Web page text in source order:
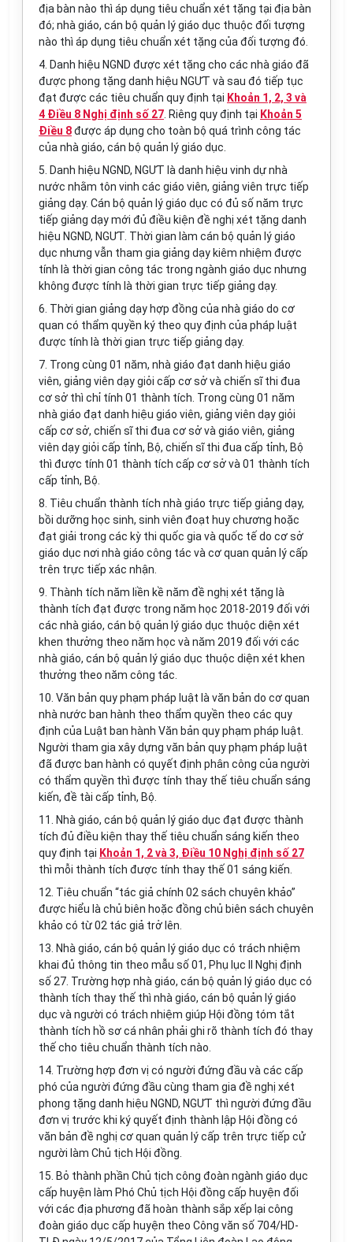
địa bàn nào thì áp dụng tiêu chuẩn xét tặng tại địa bàn
đó; nhà giáo, cán bộ quản lý giáo dục thuộc đối tượng
nào thì áp dụng tiêu chuẩn xét tặng của đối tượng đó.
4. Danh hiệu NGND được xét tặng cho các nhà giáo đã
được phong tặng danh hiệu NGƯT và sau đó tiếp tục
đạt được các tiêu chuẩn quy định tại Khoản 1, 2, 3 và
4 Điều 8 Nghị định số 27 . Riêng quy định tại Khoản 5
Điều 8được áp dụng cho toàn bộ quá trình công tác
của nhà giáo, cán bộ quản lý giáo dục.
5. Danh hiệu NGND, NGƯT là danh hiệu vinh dự nhà
nước nhằm tôn vinh các giáo viên, giảng viên trực tiếp
giảng dạy. Cán bộ quản lý giáo dục có đủ số năm trực
tiếp giảng dạy mới đủ điều kiện đề nghị xét tặng danh
hiệu NGND, NGƯT. Thời gian làm cán bộ quản lý giáo
dục nhưng vẫn tham gia giảng dạy kiêm nhiệm được
tính là thời gian công tác trong ngành giáo dục nhưng
không được tính là thời gian trực tiếp giảng dạy.
6. Thời gian giảng dạy hợp đồng của nhà giáo do cơ
quan có thẩm quyền ký theo quy định của pháp luật
được tính là thời gian trực tiếp giảng dạy.
7. Trong cùng 01 năm, nhà giáo đạt danh hiệu giáo
viên, giảng viên dạy giỏi cấp cơ sở và chiến sĩ thi đua
cơ sở thì chỉ tính 01 thành tích. Trong cùng 01 năm
nhà giáo đạt danh hiệu giáo viên, giảng viên dạy giỏi
cấp cơ sở, chiến sĩ thi đua cơ sở và giáo viên, giảng
viên dạy giỏi cấp tỉnh, Bộ, chiến sĩ thi đua cấp tỉnh, Bộ
thì được tính 01 thành tích cấp cơ sở và 01 thành tích
cấp tỉnh, Bộ.
8. Tiêu chuẩn thành tích nhà giáo trực tiếp giảng dạy,
bồi dưỡng học sinh, sinh viên đoạt huy chương hoặc
đạt giải trong các kỳ thi quốc gia và quốc tế do cơ sở
giáo dục nơi nhà giáo công tác và cơ quan quản lý cấp
trên trực tiếp xác nhận.
9. Thành tích năm liền kề năm đề nghị xét tặng là
thành tích đạt được trong năm học 2018-2019 đối với
các nhà giáo, cán bộ quản lý giáo dục thuộc diện xét
khen thưởng theo năm học và năm 2019 đối với các
nhà giáo, cán bộ quản lý giáo dục thuộc diện xét khen
thưởng theo năm công tác.
10. Văn bản quy phạm pháp luật là văn bản do cơ quan
nhà nước ban hành theo thẩm quyền theo các quy
định của Luật ban hành Văn bản quy phạm pháp luật.
Người tham gia xây dựng văn bản quy phạm pháp luật
đã được ban hành có quyết định phân công của người
có thẩm quyền thì được tính thay thế tiêu chuẩn sáng
kiến, đề tài cấp tỉnh, Bộ.
11. Nhà giáo, cán bộ quản lý giáo dục đạt được thành
tích đủ điều kiện thay thế tiêu chuẩn sáng kiến theo
quy định tại Khoản 1, 2 và 3, Điều 10 Nghị định số 27
thì mỗi thành tích được tính thay thế 01 sáng kiến.
12. Tiêu chuẩn “tác giả chính 02 sách chuyên khảo”
được hiểu là chủ biên hoặc đồng chủ biên sách chuyên
khảo có từ 02 tác giả trở lên.
13. Nhà giáo, cán bộ quản lý giáo dục có trách nhiệm
khai đủ thông tin theo mẫu số 01, Phụ lục II Nghị định
số 27. Trường hợp nhà giáo, cán bộ quản lý giáo dục có
thành tích thay thế thì nhà giáo, cán bộ quản lý giáo
dục và người có trách nhiệm giúp Hội đồng tóm tắt
thành tích hồ sơ cá nhân phải ghi rõ thành tích đó thay
thế cho tiêu chuẩn thành tích nào.
14. Trường hợp đơn vị có người đứng đầu và các cấp
phó của người đứng đầu cùng tham gia đề nghị xét
phong tặng danh hiệu NGND, NGƯT thì người đứng đầu
đơn vị trước khi ký quyết định thành lập Hội đồng có
văn bản đề nghị cơ quan quản lý cấp trên trực tiếp cử
người làm Chủ tịch Hội đồng.
15. Bỏ thành phần Chủ tịch công đoàn ngành giáo dục
cấp huyện làm Phó Chủ tịch Hội đồng cấp huyện đối
với các địa phương đã hoàn thành sắp xếp lại công
đoàn giáo dục cấp huyện theo Công văn số 704/HD-